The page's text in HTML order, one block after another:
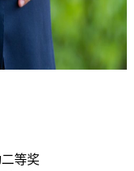
等奖